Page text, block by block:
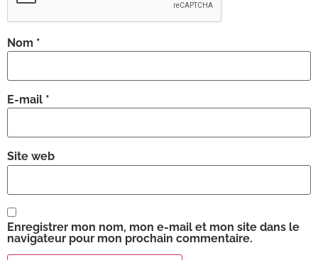
Nom *
E-mail *
Site web
Enregistrer mon nom, mon e-mail et mon site dans le
navigateur pour mon prochain commentaire.